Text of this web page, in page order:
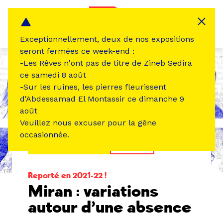
Reporté en 2021-22 !
Miran : variations
autour d’une absence
Exceptionnellement, deux de nos expositions
seront fermées ce week-end :
-Les Rêves n'ont pas de titre de Zineb Sedira
ce samedi 8 août
-Sur les ruines, les pierres fleurissent
d'Abdessamad El Montassir ce dimanche 9
août
Veuillez nous excuser pour la gêne
occasionnée.
Panneau de gestion des cookies